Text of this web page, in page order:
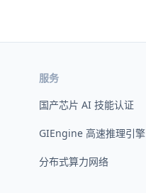
服务
国产芯片 AI 技能认证
GIEngine 高速推理引擎
分布式算力网络